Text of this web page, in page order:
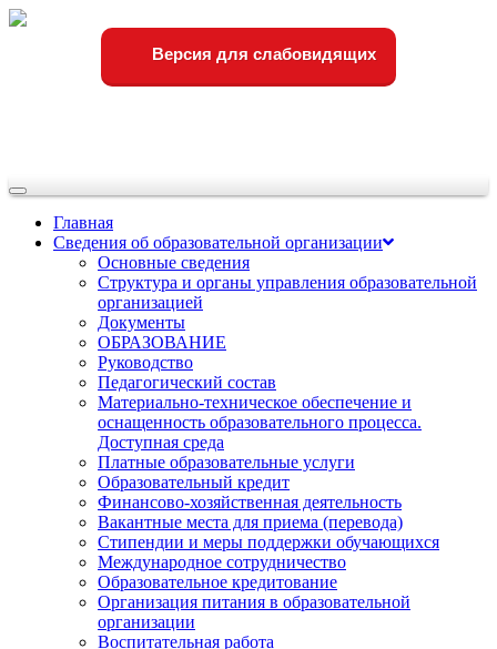
Версия для слабовидящих
Переключить
навигацииГлавная
Сведения об образовательной организации
Основные сведения
Структура и органы управления образовательной
организацией
Документы
ОБРАЗОВАНИЕ
Руководство
Педагогический состав
Материально-техническое обеспечение и
оснащенность образовательного процесса.
Доступная среда
Платные образовательные услуги
Образовательный кредит
Финансово-хозяйственная деятельность
Вакантные места для приема (перевода)
Стипендии и меры поддержки обучающихся
Международное сотрудничество
Образовательное кредитование
Организация питания в образовательной
организации
Воспитательная работа